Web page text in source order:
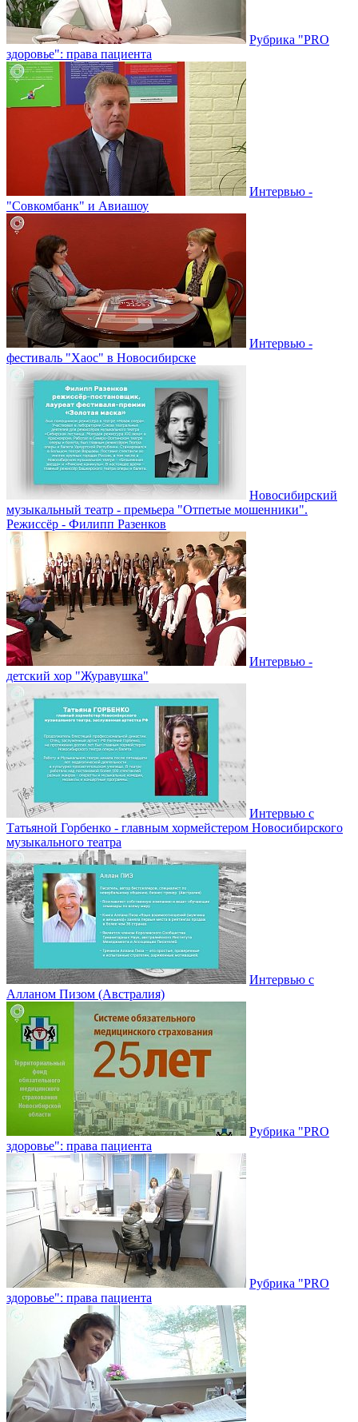
Рубрика "PRO
здоровье": права пациента
Интервью -
"Совкомбанк" и Авиашоу
Интервью -
фестиваль "Хаос" в Новосибирске
Новосибирский
музыкальный театр - премьера "Отпетые мошенники".
Режиссёр - Филипп Разенков
Интервью -
детский хор "Журавушка"
Интервью с
Татьяной Горбенко - главным хормейстером Новосибирского
музыкального театра
Интервью с
Алланом Пизом (Австралия)
Рубрика "PRO
здоровье": права пациента
Рубрика "PRO
здоровье": права пациента